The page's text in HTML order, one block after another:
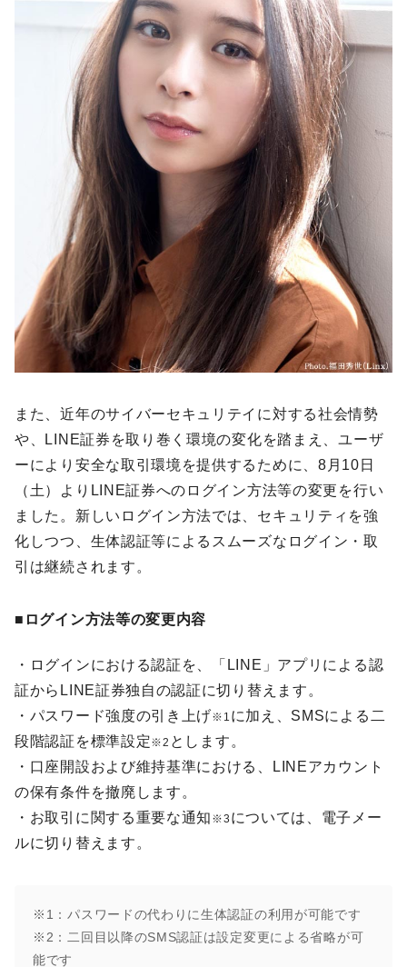
また、近年のサイバーセキュリテイに対する社会情勢
や、LINE証券を取り巻く環境の変化を踏まえ、ユーザ
ーにより安全な取引環境を提供するために、8月10日
（土）よりLINE証券へのログイン方法等の変更を行い
ました。新しいログイン方法では、セキュリティを強
化しつつ、生体認証等によるスムーズなログイン・取
引は継続されます。
■ログイン方法等の変更内容
・ログインにおける認証を、「LINE」アプリによる認
証からLINE証券独自の認証に切り替えます。
・パスワード強度の引き上げ※1 に加え、SMSによる二
段階認証を標準設定※2 とします。
・口座開設および維持基準における、LINEアカウント
の保有条件を撤廃します。
・お取引に関する重要な通知 ※3 については、電子メー
ルに切り替えます。
※1：パスワードの代わりに生体認証の利用が可能です
※2：二回目以降のSMS認証は設定変更による省略が可
能です